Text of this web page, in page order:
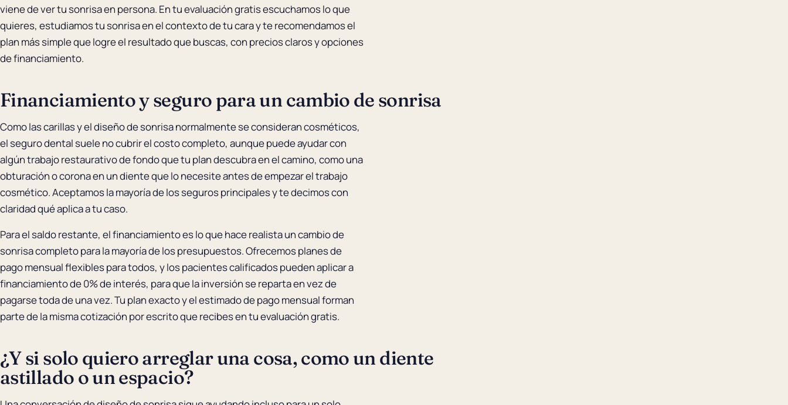
viene de ver tu sonrisa en persona. En tu evaluación gratis escuchamos lo que
quieres, estudiamos tu sonrisa en el contexto de tu cara y te recomendamos el
plan más simple que logre el resultado que buscas, con precios claros y opciones
de financiamiento.
Financiamiento y seguro para un cambio de sonrisa
Como las carillas y el diseño de sonrisa normalmente se consideran cosméticos,
el seguro dental suele no cubrir el costo completo, aunque puede ayudar con
algún trabajo restaurativo de fondo que tu plan descubra en el camino, como una
obturación o corona en un diente que lo necesite antes de empezar el trabajo
cosmético. Aceptamos la mayoría de los seguros principales y te decimos con
claridad qué aplica a tu caso.
Para el saldo restante, el financiamiento es lo que hace realista un cambio de
sonrisa completo para la mayoría de los presupuestos. Ofrecemos planes de
pago mensual flexibles para todos, y los pacientes calificados pueden aplicar a
financiamiento de 0% de interés, para que la inversión se reparta en vez de
pagarse toda de una vez. Tu plan exacto y el estimado de pago mensual forman
parte de la misma cotización por escrito que recibes en tu evaluación gratis.
¿Y si solo quiero arreglar una cosa, como un diente
astillado o un espacio?